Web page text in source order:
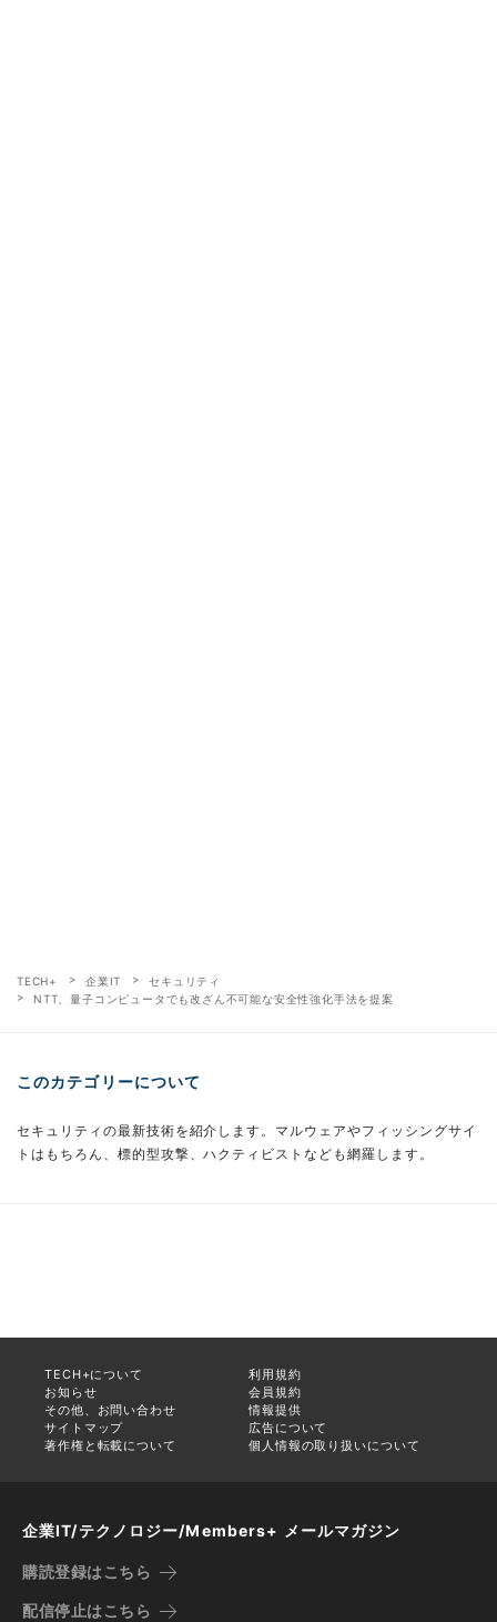
TECH+ 企業IT
セキュリティ
NTT、量子コンピュータでも改ざん不可能な安全性強化手法を提案
このカテゴリーについて
セキュリティの最新技術を紹介します。マルウェアやフィッシングサイ
トはもちろん、標的型攻撃、ハクティビストなども網羅します。
TECH+について
利用規約
お知らせ
会員規約
その他、お問い合わせ
情報提供
サイトマップ
広告について
著作権と転載について
個人情報の取り扱いについて
企業IT/テクノロジー/Members+ メールマガジン
購読登録はこちら
配信停止はこちら